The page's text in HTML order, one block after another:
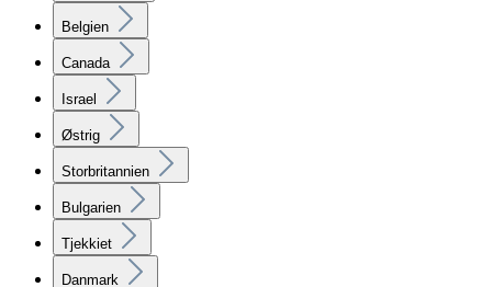
Belgien
Canada
Israel
Østrig
Storbritannien
Bulgarien
Tjekkiet
Danmark